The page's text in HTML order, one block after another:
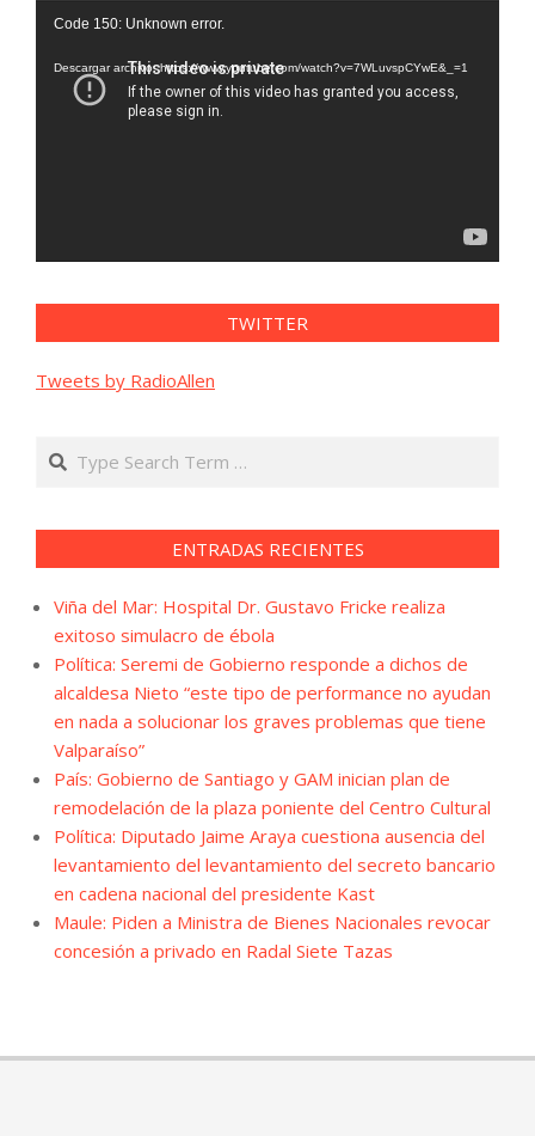
Reproductor
vídeo
Code 150: Unknown error.
Descargar archivo: https://www.youtube.com/watch?v=7WLuvspCYwE&_=1
TWITTER
Tweets by RadioAllen
Search
ENTRADAS RECIENTES
Viña del Mar: Hospital Dr. Gustavo Fricke realiza
exitoso simulacro de ébola
Política: Seremi de Gobierno responde a dichos de
alcaldesa Nieto “este tipo de performance no ayudan
en nada a solucionar los graves problemas que tiene
Valparaíso”
País: Gobierno de Santiago y GAM inician plan de
remodelación de la plaza poniente del Centro Cultural
Política: Diputado Jaime Araya cuestiona ausencia del
levantamiento del levantamiento del secreto bancario
en cadena nacional del presidente Kast
Maule: Piden a Ministra de Bienes Nacionales revocar
concesión a privado en Radal Siete Tazas